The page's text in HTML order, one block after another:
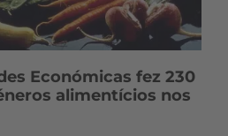
Económicas fez 230
alimentícios nos